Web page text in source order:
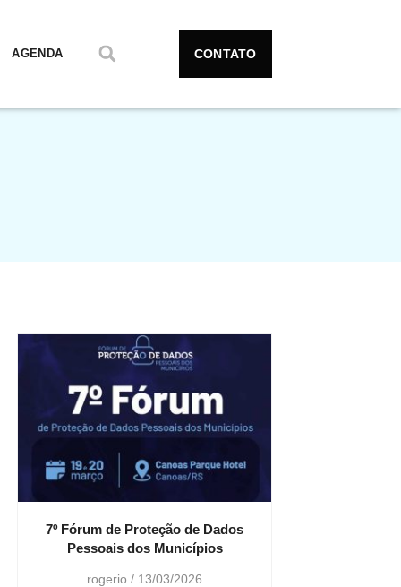
AGENDA CONTATO
7º Fórum de Proteção de Dados
Pessoais dos Municípios
rogerio 13/03/2026